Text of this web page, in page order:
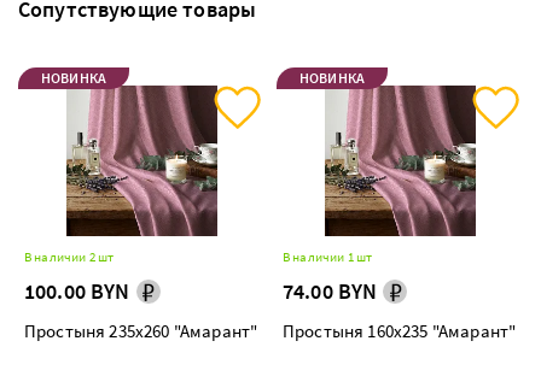
Сопутствующие товары
НОВИНКА
В наличии 2 шт
100.00 BYN
Простыня 235х260 "Амарант"
НОВИНКА
В наличии 1 шт
74.00 BYN
Простыня 160х235 "Амарант"